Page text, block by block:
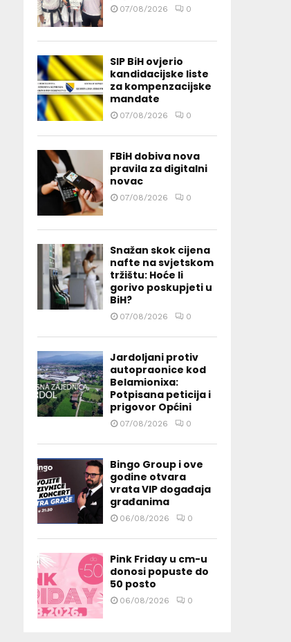
07/08/2026 0
SIP BiH ovjerio
kandidacijske liste
za kompenzacijske
mandate
07/08/2026 0
FBiH dobiva nova
pravila za digitalni
novac
07/08/2026 0
Snažan skok cijena
nafte na svjetskom
tržištu: Hoće li
gorivo poskupjeti u
BiH?
07/08/2026 0
Jardoljani protiv
autopraonice kod
Belamionixa:
Potpisana peticija i
prigovor Općini
07/08/2026 0
Bingo Group i ove
godine otvara
vrata VIP događaja
građanima
06/08/2026 0
Pink Friday u cm-u
donosi popuste do
50 posto
06/08/2026 0